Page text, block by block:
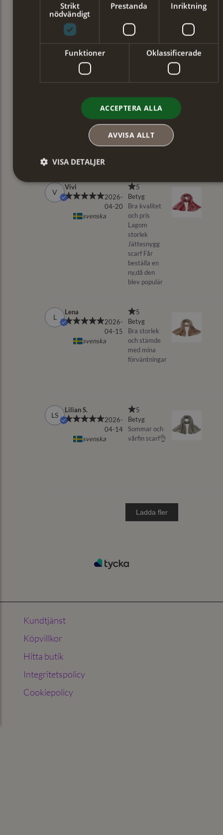
Kundtjänst
Köpvillkor
Hitta butik
Integritetspolicy
Cookiepolicy
Strikt
nödvändigt
Prestanda Inriktning
Funktioner Oklassificerade
ACCEPTERA ALLA
AVVISA ALLT
VISA DETALJER